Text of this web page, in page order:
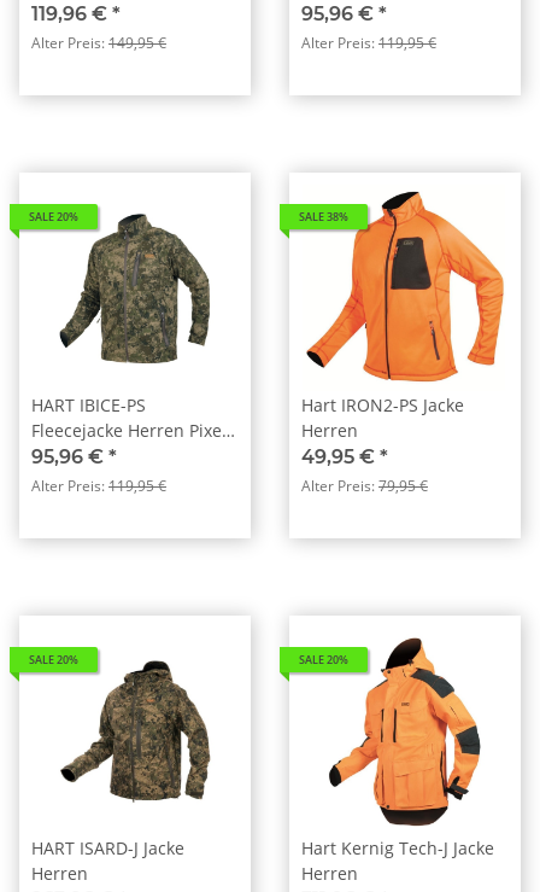
119,96 € *
Alter Preis:149,95 €
95,96 € *
Alter Preis:119,95 €
SALE 20%
HART IBICE-PS
Fleecejacke Herren Pixel
Forest
95,96 € *
Alter Preis:119,95 €
SALE 38%
Hart IRON2-PS Jacke
Herren
49,95 € *
Alter Preis:79,95 €
SALE 20%
HART ISARD-J Jacke
Herren
SALE 20%
Hart Kernig Tech-J Jacke
Herren